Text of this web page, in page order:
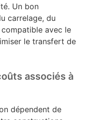
Un bon
carrelage, du
avec le
le transfert de
associés à
dépendent de